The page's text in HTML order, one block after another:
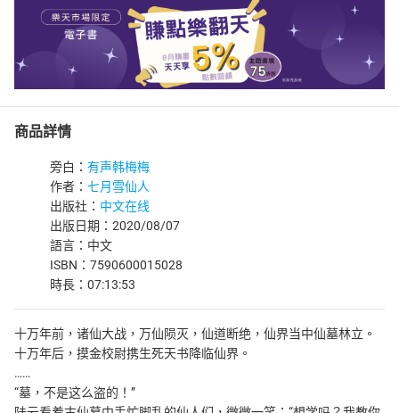
商品詳情
旁白： 有声韩梅梅
作者： 七月雪仙人
出版社： 中文在线
出版日期：2020/08/07
語言：中文
ISBN：7590600015028
時長：07:13:53
十万年前，诸仙大战，万仙陨灭，仙道断绝，仙界当中仙墓林立。
十万年后，摸金校尉携生死天书降临仙界。
……
“墓，不是这么盗的！”